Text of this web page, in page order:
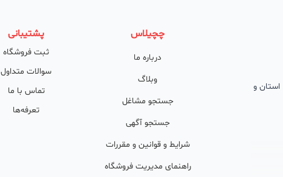
استان و
چچیلاس
درباره ما
وبلاگ
جستجو مشاغل
جستجو آگهی
شرایط و قوانین و مقررات
راهنمای مدیریت فروشگاه
پشتیبانی
ثبت فروشگاه
سوالات متداول
تماس با ما
تعرفه‌ها